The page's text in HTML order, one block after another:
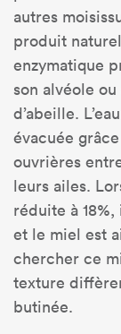
autres
produit
enzymatique
son alvéole
d’abeille.
évacuée
ouvrières
leurs ailes.
réduite à
et le miel est
chercher ce
texture
butinée.